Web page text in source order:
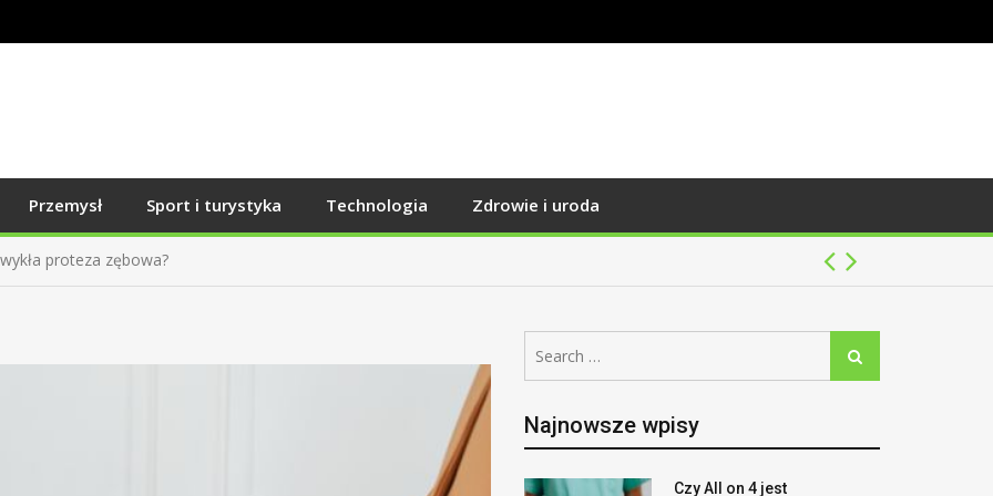
Przemysł Sport i turystyka Technologia Zdrowie i uroda
do korytarza, żeby optycznie poprawić proporcje wnętrza?
proteza zębowa?
uniknąć odpowiedzialności członków zarządu?
widoczność i wymaga ponownej optymalizacji?
proteza zębowa?
for:
Search
Najnowsze wpisy
Czy All on 4 jest